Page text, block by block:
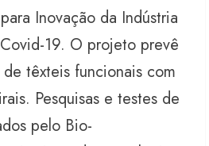
Inovação da Indústria
19. O projeto prevê
têxteis funcionais com
Pesquisas e testes de
pelo Bio-